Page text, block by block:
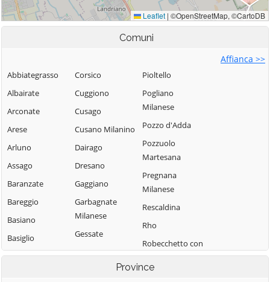
Comuni
Affianca >>
Abbiategrasso
Albairate
Arconate
Arese
Arluno
Assago
Baranzate
Bareggio
Basiano
Basiglio
Bellinzago
Corsico
Cuggiono
Cusago
Cusano Milanino
Dairago
Dresano
Gaggiano
Garbagnate
Milanese
Gessate
Gorgonzola
Pioltello
Pogliano
Milanese
Pozzo d'Adda
Pozzuolo
Martesana
Pregnana
Milanese
Rescaldina
Rho
Robecchetto con
Induno
Province